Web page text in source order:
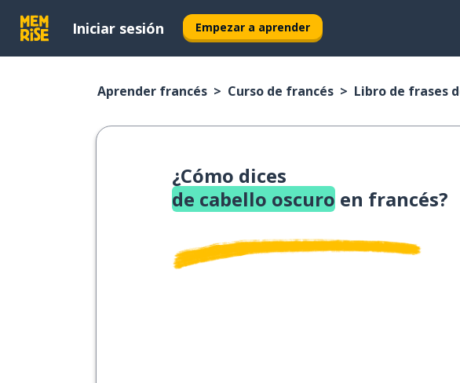
Iniciar sesión Empezar a aprender
Aprender francés Curso de francés Libro de frases
¿Cómo dices
de cabello oscuro en francés?